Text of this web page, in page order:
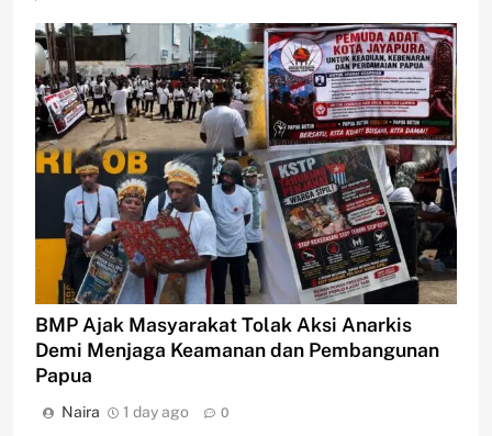
BMP Ajak Masyarakat Tolak Aksi Anarkis
Demi Menjaga Keamanan dan Pembangunan
Papua
Naira 1 day ago 0